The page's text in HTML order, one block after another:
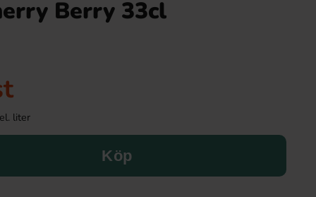
Berry 33cl
liter
Köp